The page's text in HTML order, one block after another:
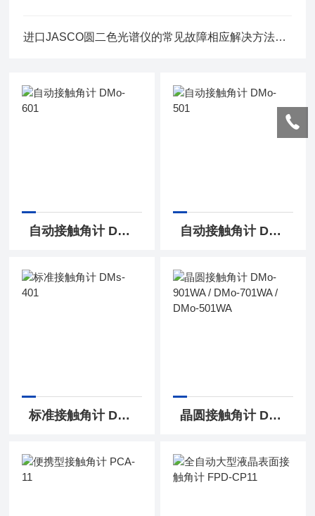
进口JASCO圆二色光谱仪的常见故障相应解决方法分享
自动接触角计 DMo-601 自动接触角计 DMo-501
标准接触角计 DMs-401 晶圆接触角计 DMo-901WA / DMo-701WA / DMo-501WA